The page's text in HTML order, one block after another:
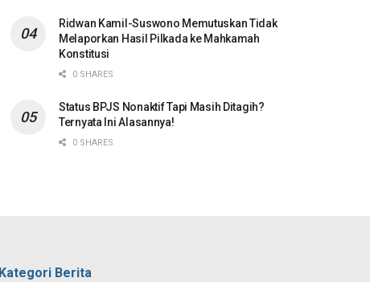
Ridwan Kamil-Suswono Memutuskan Tidak
Melaporkan Hasil Pilkada ke Mahkamah
Konstitusi
0 SHARES
Status BPJS Nonaktif Tapi Masih Ditagih?
Ternyata Ini Alasannya!
0 SHARES
Kategori Berita